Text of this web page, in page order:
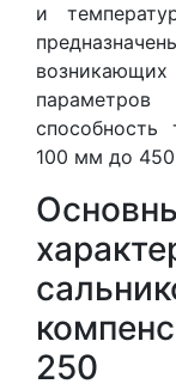
и
способность
100 мм до
250